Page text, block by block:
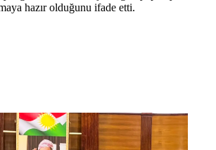
hazır olduğunu ifade etti.